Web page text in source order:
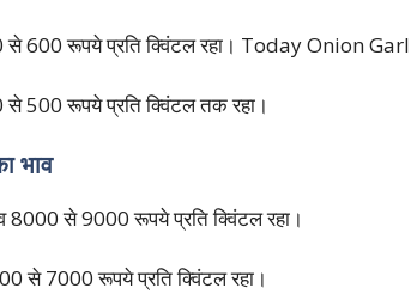
से 600 रूपये प्रति क्विंटल रहा। Today Onion
से 500 रूपये प्रति क्विंटल तक रहा।
भाव
8000 से 9000 रूपये प्रति क्विंटल रहा।
से 7000 रूपये प्रति क्विंटल रहा।